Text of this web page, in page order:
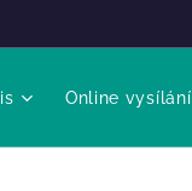
Online vysílání